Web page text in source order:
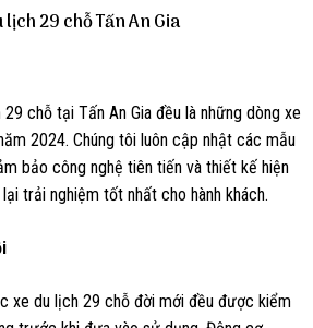
29 chỗ Tấn An Gia
chỗ tại Tấn An Gia đều là những dòng xe
2024. Chúng tôi luôn cập nhật các mẫu
bảo công nghệ tiên tiến và thiết kế hiện
trải nghiệm tốt nhất cho hành khách.
xe du lịch 29 chỗ đời mới đều được kiểm